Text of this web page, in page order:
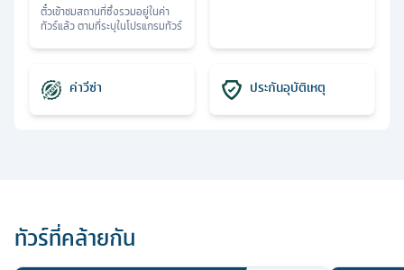
ตั๋วเข้าชมสถานที่ซึ่งรวมอยู่ในค่า
ทัวร์แล้ว ตามที่ระบุในโปรแกรมทัวร์
ค่าวีซ่า ประกันอุบัติเหตุ
ทัวร์ที่คล้ายกัน